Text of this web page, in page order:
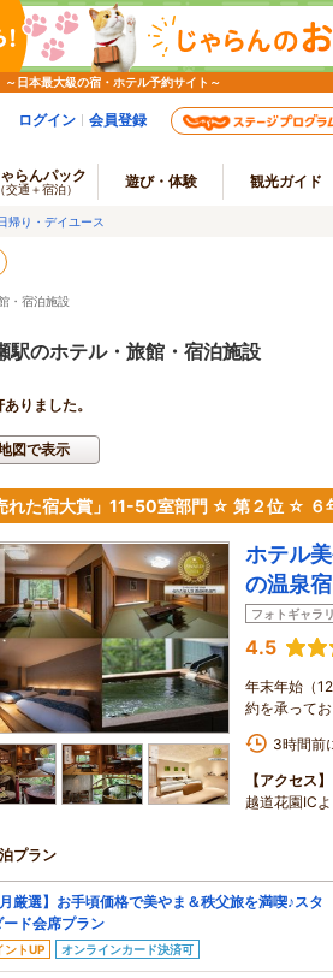
日本最大級の宿・ホテル予約サイト～
ログイン 会員登録
らんパック
（交通＋宿泊） 遊び・体験 観光ガイド
帰り・デイユース
・宿泊施設
駅のホテル・旅館・宿泊施設
ありました。
図で表示
れた宿大賞」11-50室部門 ☆ 第２位 ☆ ６
ホテル
の温泉宿
フォトギャラ
4.5
年末年始（
約を承ってお
3時間前
【アクセス】
越道花園IC
プラン
月厳選】お手頃価格で美やま＆秩父旅を満喫♪スタ
ード会席プラン
ントUP オンラインカード決済可